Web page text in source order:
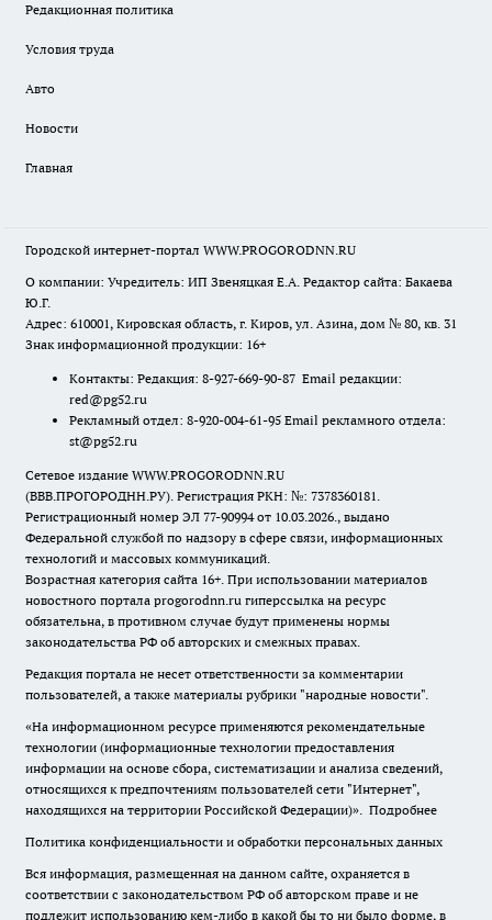
Редакционная политика
Условия труда
Авто
Новости
Главная
Городской интернет-портал WWW.PROGORODNN.RU
О компании: Учредитель: ИП Звеняцкая Е.А. Редактор сайта: Бакаева
Ю.Г.
Адрес: 610001, Кировская область, г. Киров, ул. Азина, дом № 80, кв. 31
Знак информационной продукции: 16+
Контакты: Редакция: 8-927-669-90-87 Email редакции:
red@pg52.ru
Рекламный отдел: 8-920-004-61-95 Email рекламного отдела:
st@pg52.ru
Сетевое издание WWW.PROGORODNN.RU
(ВВВ.ПРОГОРОДНН.РУ). Регистрация РКН: №: 7378360181.
Регистрационный номер ЭЛ 77-90994 от 10.03.2026., выдано
Федеральной службой по надзору в сфере связи, информационных
технологий и массовых коммуникаций.
Возрастная категория сайта 16+. При использовании материалов
новостного портала progorodnn.ru гиперссылка на ресурс
обязательна, в противном случае будут применены нормы
законодательства РФ об авторских и смежных правах.
Редакция портала не несет ответственности за комментарии
пользователей, а также материалы рубрики "народные новости".
«На информационном ресурсе применяются рекомендательные
технологии (информационные технологии предоставления
информации на основе сбора, систематизации и анализа сведений,
относящихся к предпочтениям пользователей сети "Интернет",
находящихся на территории Российской Федерации)». Подробнее
Политика конфиденциальности и обработки персональных данных
Вся информация, размещенная на данном сайте, охраняется в
соответствии с законодательством РФ об авторском праве и не
подлежит использованию кем-либо в какой бы то ни было форме, в